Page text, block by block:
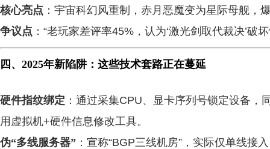
核心亮点 ：宇宙科幻风重制，赤月恶魔变为星际母舰，
争议点 ：“老玩家差评率45%，认为‘激光剑取代裁决’破
四、2025年新陷阱：这些技术套路正在蔓延
硬件指纹绑定 ：通过采集CPU、显卡序列号锁定设备
用虚拟机+硬件信息修改工具。
伪“多线服务器” ：宣称“BGP三线机房”，实际仅单线接